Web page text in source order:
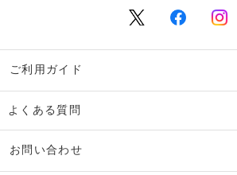
ご利用ガイド
よくある質問
お問い合わせ